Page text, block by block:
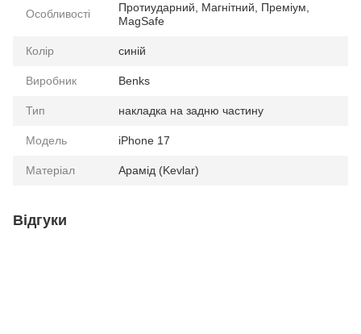
Особливості
Протиударний, Магнітний, Преміум,
MagSafe
Колір синій
Виробник Benks
Тип накладка на задню частину
Модель iPhone 17
Матеріал Арамід (Kevlar)
Відгуки